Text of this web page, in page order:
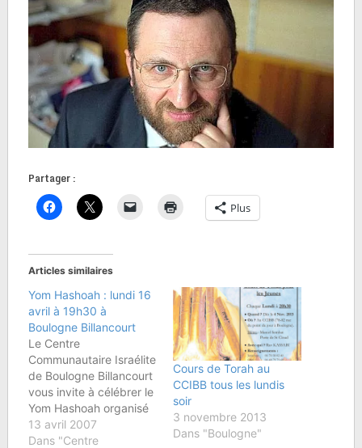
Partager :
Plus
Articles similaires
Yom Hashoah : lundi 16
avril à 19h30 à
Boulogne Billancourt
Le Centre
Communautaire Israélite
de Boulogne Billancourt
vous invite à célébrer le
Yom Hashoah organisé
par l'AJCBB à la
synagogue de Boulogne
13 avril 2007
Dans "Centre
Cours de Torah au
CCIBB tous les lundis
soir
3 novembre 2013
Dans "Boulogne"